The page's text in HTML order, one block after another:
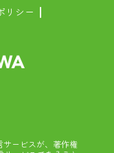
リシー
ービスが、著作権